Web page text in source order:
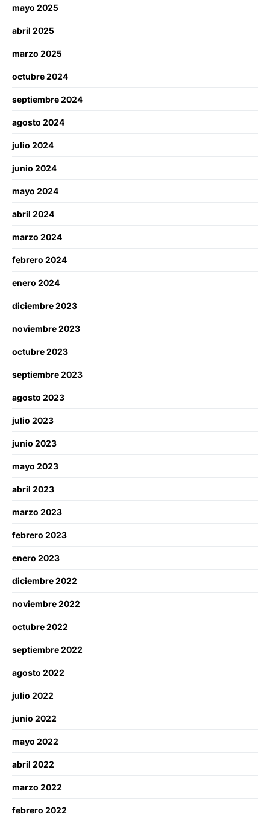
mayo 2025
abril 2025
marzo 2025
octubre 2024
septiembre 2024
agosto 2024
julio 2024
junio 2024
mayo 2024
abril 2024
marzo 2024
febrero 2024
enero 2024
diciembre 2023
noviembre 2023
octubre 2023
septiembre 2023
agosto 2023
julio 2023
junio 2023
mayo 2023
abril 2023
marzo 2023
febrero 2023
enero 2023
diciembre 2022
noviembre 2022
octubre 2022
septiembre 2022
agosto 2022
julio 2022
junio 2022
mayo 2022
abril 2022
marzo 2022
febrero 2022